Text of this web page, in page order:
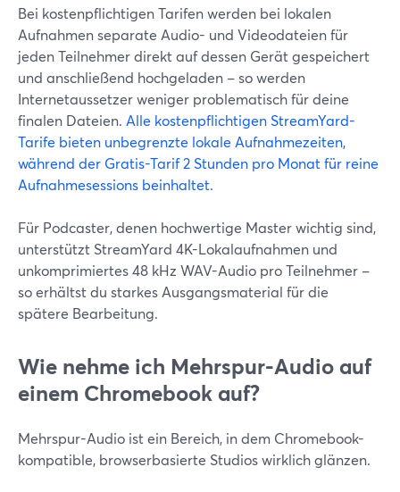
Bei kostenpflichtigen Tarifen werden bei lokalen
Aufnahmen separate Audio- und Videodateien für
jeden Teilnehmer direkt auf dessen Gerät gespeichert
und anschließend hochgeladen – so werden
Internetaussetzer weniger problematisch für deine
finalen Dateien. Alle kostenpflichtigen StreamYard-
Tarife bieten unbegrenzte lokale Aufnahmezeiten,
während der Gratis-Tarif 2 Stunden pro Monat für reine
Aufnahmesessions beinhaltet.
Für Podcaster, denen hochwertige Master wichtig sind,
unterstützt StreamYard 4K-Lokalaufnahmen und
unkomprimiertes 48 kHz WAV-Audio pro Teilnehmer –
so erhältst du starkes Ausgangsmaterial für die
spätere Bearbeitung.
Wie nehme ich Mehrspur-Audio auf
einem Chromebook auf?
Mehrspur-Audio ist ein Bereich, in dem Chromebook-
kompatible, browserbasierte Studios wirklich glänzen.